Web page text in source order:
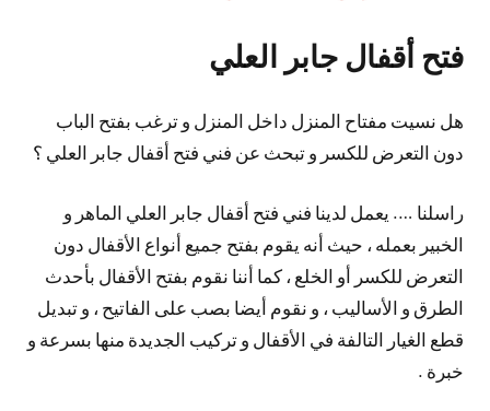
فتح أقفال جابر العلي
هل نسيت مفتاح المنزل داخل المنزل و ترغب بفتح الباب
دون التعرض للكسر و تبحث عن فني فتح أقفال جابر العلي ؟
راسلنا …. يعمل لدينا فني فتح أقفال جابر العلي الماهر و
الخبير بعمله ، حيث أنه يقوم بفتح جميع أنواع الأقفال دون
التعرض للكسر أو الخلع ، كما أننا نقوم بفتح الأقفال بأحدث
الطرق و الأساليب ، و نقوم أيضا بصب على الفاتيح ، و تبديل
قطع الغيار التالفة في الأقفال و تركيب الجديدة منها بسرعة و
خبرة .